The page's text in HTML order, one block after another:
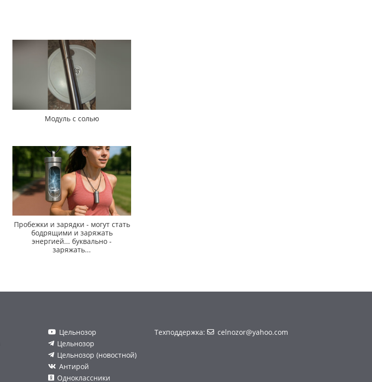
Модуль с солью
Пробежки и зарядки - могут стать
бодрящими и заряжать
энергией... буквально -
заряжать...
Цельнозор
Цельнозор
Цельнозор (новостной)
Антирой
Одноклассники
Техподдержка: celnozor@yahoo.com